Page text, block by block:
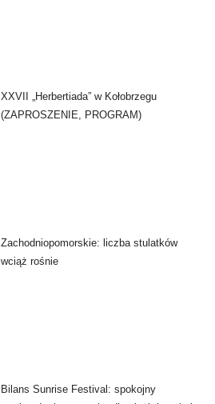
XXVII „Herbertiada” w Kołobrzegu
(ZAPROSZENIE, PROGRAM)
Zachodniopomorskie: liczba stulatków
wciąż rośnie
Bilans Sunrise Festival: spokojny